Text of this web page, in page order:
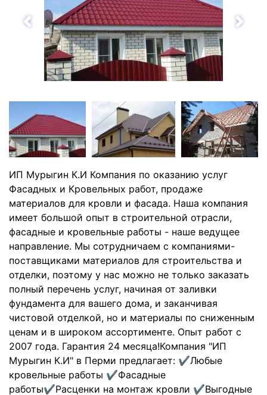
Назад
ИП Мурыгин К.И Компания по оказанию услуг
Фасадных и Кровельных работ, продаже
материалов для кровли и фасада. Наша компания
имеет большой опыт в строительной отрасли,
фасадные и кровельные работы - наше ведущее
направление. Мы сотрудничаем с компаниями-
поставщиками материалов для строительства и
отделки, поэтому у нас можно не только заказать
полный перечень услуг, начиная от заливки
фундамента для вашего дома, и заканчивая
чистовой отделкой, но и материалы по сниженным
ценам и в широком ассортименте. Опыт работ с
2007 года. Гарантия 24 месяца!Компания "ИП
Мурыгин К.И" в Перми предлагает: ✔Любые
кровельные работы ✔Фасадные
работы✔Расценки на монтаж кровли ✔Выгодные